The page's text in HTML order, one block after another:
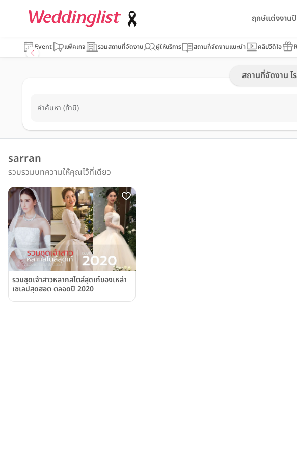
ฤกษ์แต่งงาน
Event แพ็คเกจ รวมสถานที่จัดงาน ผู้ให้บริการ สถานที่จัดงานแนะนำ คลิปวีดีโอ
สถานที่จัดงาน โ
คำค้นหา (ถ้ามี)
sarran
รวบรวมบทความให้คุณไว้ที่เดียว
รวมชุดเจ้าสาวหลากสไตล์สุดเก๋ของเหล่า
เซเลปสุดฮอต ตลอดปี 2020